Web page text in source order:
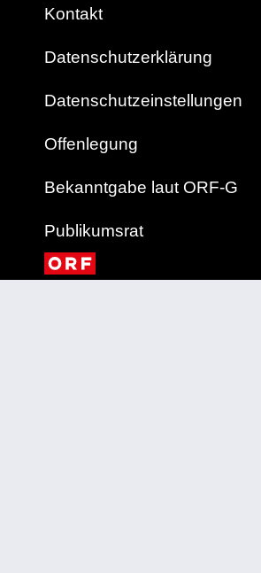
Kontakt
Datenschutzerklärung
Datenschutzeinstellungen
Offenlegung
Bekanntgabe laut ORF-G
Publikumsrat